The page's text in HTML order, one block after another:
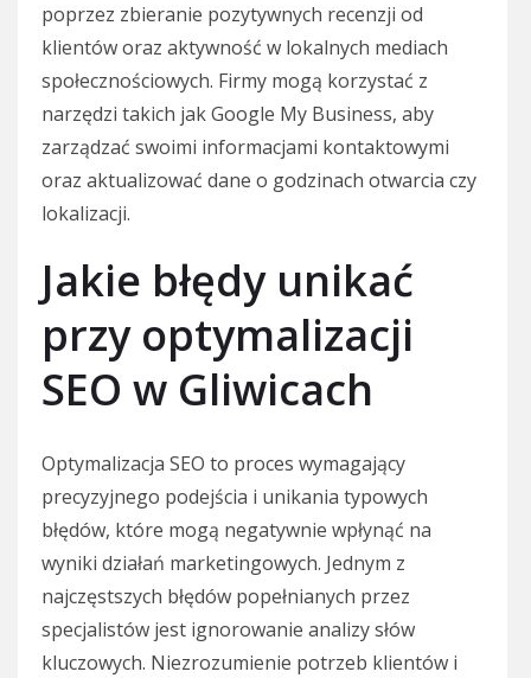
poprzez zbieranie pozytywnych recenzji od
klientów oraz aktywność w lokalnych mediach
społecznościowych. Firmy mogą korzystać z
narzędzi takich jak Google My Business, aby
zarządzać swoimi informacjami kontaktowymi
oraz aktualizować dane o godzinach otwarcia czy
lokalizacji.
Jakie błędy unikać
przy optymalizacji
SEO w Gliwicach
Optymalizacja SEO to proces wymagający
precyzyjnego podejścia i unikania typowych
błędów, które mogą negatywnie wpłynąć na
wyniki działań marketingowych. Jednym z
najczęstszych błędów popełnianych przez
specjalistów jest ignorowanie analizy słów
kluczowych. Niezrozumienie potrzeb klientów i